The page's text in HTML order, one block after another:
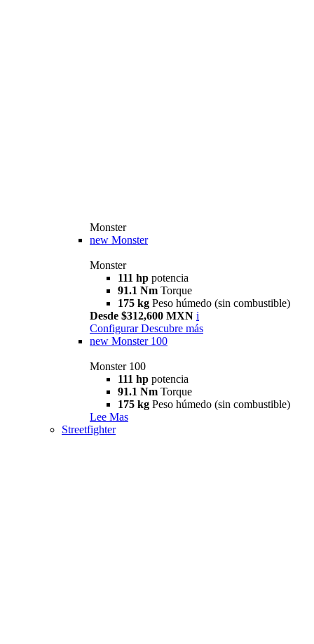
Monster
new Monster
Monster
111 hp potencia
91.1 Nm Torque
175 kg Peso húmedo (sin combustible)
Desde $312,600 MXN i
Configurar Descubre más
new Monster 100
Monster 100
111 hp potencia
91.1 Nm Torque
175 kg Peso húmedo (sin combustible)
Lee Mas
Streetfighter